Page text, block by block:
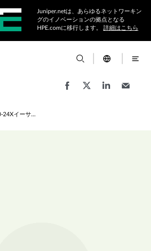
Juniper.netは、あらゆるネットワーキン
グのイノベーションの拠点となる
HPE.comに移行します。 詳細はこちら
EX4400-24Xイーサネットスイッチ